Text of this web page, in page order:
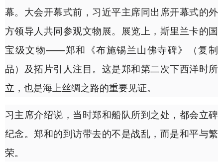
幕。大会开幕式前，习近平主席同出席开幕式的外
方领导人共同参观文物展。展览上，斯里兰卡的国
宝级文物——郑和《布施锡兰山佛寺碑》（复制
品）及拓片引人注目。这是郑和第二次下西洋时所
立，也是海上丝绸之路的重要见证。
习主席介绍说，当时郑和船队所到之处，都会立碑
纪念。郑和的到访带去的不是战乱，而是和平与繁
荣。